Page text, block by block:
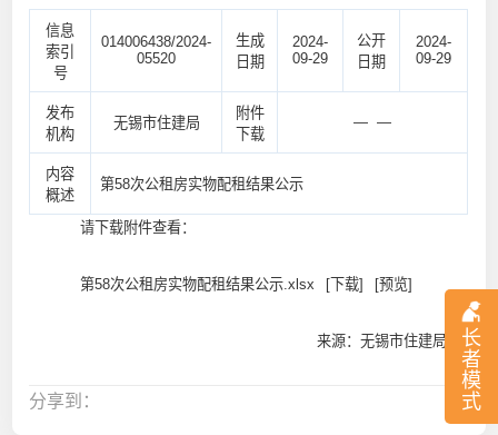
长
者
模
式
信息
索引
号
014006438/2024-
05520
生成
日期
2024-
09-29
公开
日期
2024-
09-29
发布
机构
无锡市住建局
附件
下载
— —
内容
概述
第58次公租房实物配租结果公示
请下载附件查看：
第58次公租房实物配租结果公示.xlsx [下载] [预览]
来源：无锡市住建局
分享到：